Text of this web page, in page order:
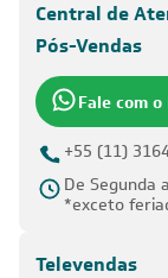
Central de
Pós-Vendas
Fale com
+55 (11)
De Segunda
*exceto
Televendas